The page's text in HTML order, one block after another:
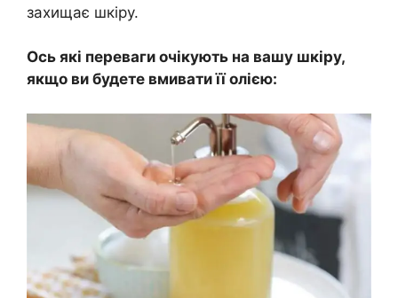
захищає шкіру.
Ось які переваги очікують на вашу шкіру,
якщо ви будете вмивати її олією: